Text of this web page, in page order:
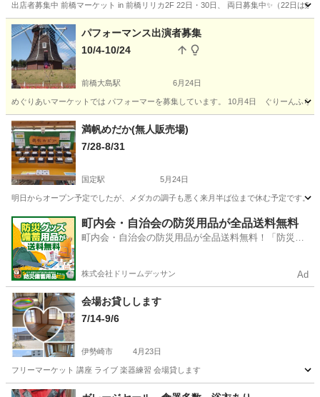
出店者募集中 前橋マーケット in 前橋リリカ2F 22日・30日、 両日募集中✨（22日は
群馬 前橋市 前橋駅 フリーマーケット
パフォーマンス出演者募集
10/4-10/24
前橋大島駅 6月24日
めぐりあいマーケットでは パフォーマーを募集しています。 10月4日 ぐりーんふら
群馬 前橋市 前橋大島駅 フリーマーケット
満帆めだか(無人販売場)
7/28-8/31
国定駅 5月24日
明日からオープン予定でしたが、メダカの調子も悪く来月半ば位まで休む予定です。
群馬 伊勢崎市 国定駅 フリーマーケット めだか
町内会・自治会の防災用品が全品送料無料
町内会・自治会の防災用品が全品送料無料！「防災備
株式会社ドリームデッサン Ad
会場お貸しします
7/14-9/6
伊勢崎市 4月23日
フリーマーケット 講座 ライブ 楽器練習 会場貸します
群馬 伊勢崎市 フリーマーケット 会場